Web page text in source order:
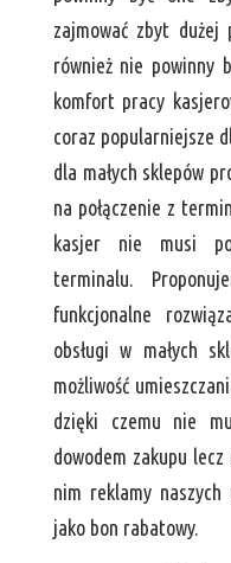
zajmować zbyt dużej
również nie powinny
komfort pracy
coraz popularniejsze
dla małych sklepów
na połączenie z
kasjer nie musi
terminalu.
funkcjonalne
obsługi w małych
możliwość
dzięki czemu nie
dowodem zakupu
nim reklamy naszych
jako bon rabatowy.